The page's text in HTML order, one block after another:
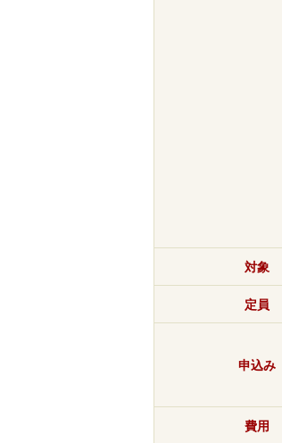
対象
定員
申込み
費用